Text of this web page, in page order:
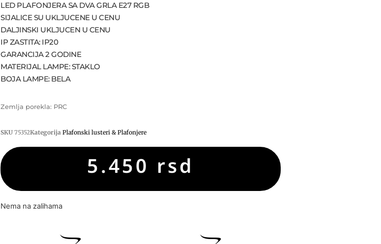
LED PLAFONJERA SA DVA GRLA E27 RGB
SIJALICE SU UKLJUCENE U CENU
DALJINSKI UKLJUCEN U CENU
IP ZASTITA: IP20
GARANCIJA 2 GODINE
MATERIJAL LAMPE: STAKLO
BOJA LAMPE: BELA
Zemlja porekla: PRC
SKU 75352Kategorija Plafonski lusteri & Plafonjere
5.450 rsd
Nema na zalihama